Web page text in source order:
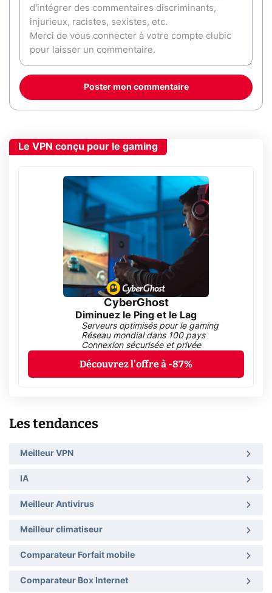
Poster mon commentaire
Le VPN conçu pour le gaming
CyberGhost
Diminuez le Ping et le Lag
Serveurs optimisés pour le gaming
Réseau mondial dans 100 pays
Connexion sécurisée et privée
Découvrez l'offre à -87%
Les tendances
Meilleur VPN
IA
Meilleur Antivirus
Meilleur climatiseur
Comparateur Forfait mobile
Comparateur Box Internet